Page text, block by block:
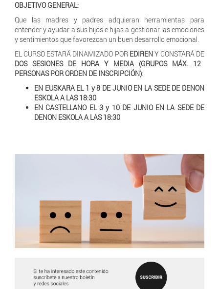
OBJETIVO GENERAL:
Que las madres y padres adquieran herramientas para
entender y ayudar a sus hijos e hijas a gestionar las emociones
y sentimientos que favorezcan un buen desarrollo emocional.
EL CURSO ESTARÁ DINAMIZADO POR EDIRENY CONSTARÁ DE
DOS SESIONES DE HORA Y MEDIA (GRUPOS MÁX. 12
PERSONAS POR ORDEN DE INSCRIPCIÓN):
EN EUSKARA EL 1 y 8 DE JUNIO EN LA SEDE DE DENON
ESKOLA A LAS 18:30
EN CASTELLANO EL 3 y 10 DE JUNIO EN LA SEDE DE
DENON ESKOLA A LAS 18:30